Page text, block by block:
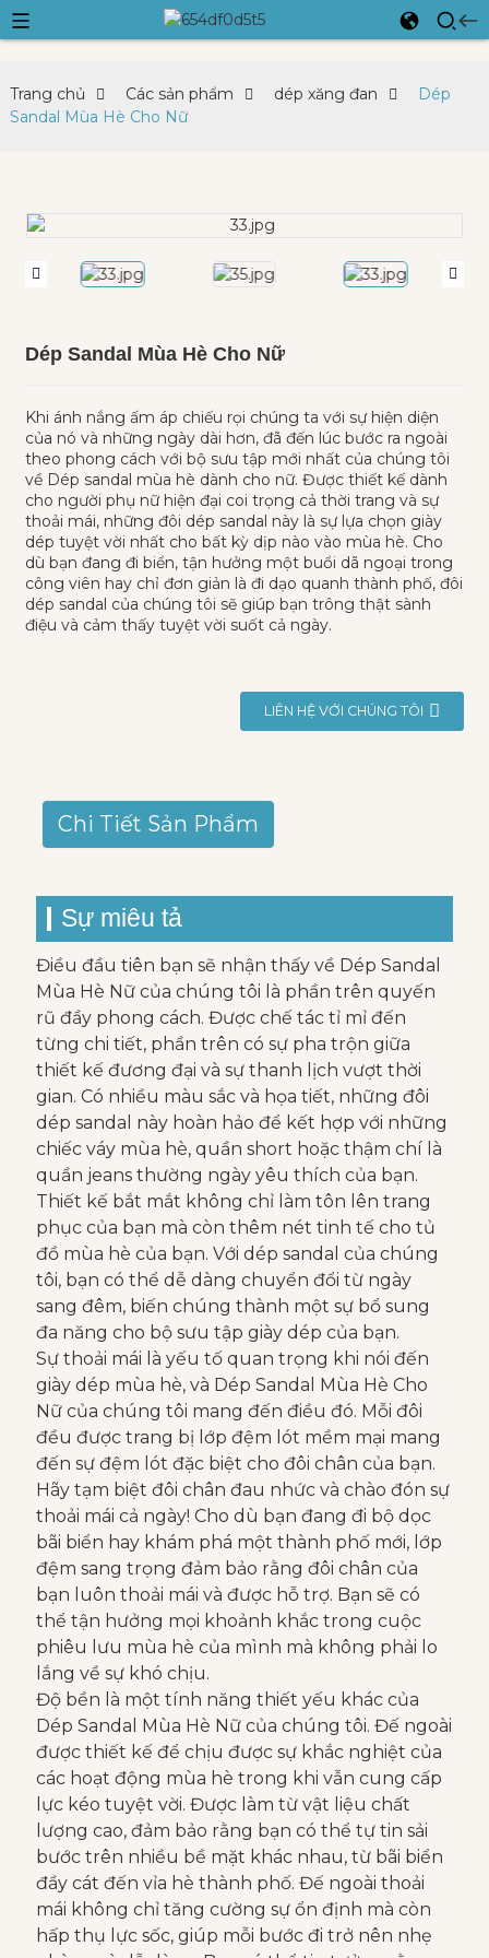
Trang chủ Các sản phẩm dép xăng đan
Dép
Sandal Mùa Hè Cho Nữ
Dép Sandal Mùa Hè Cho Nữ
Khi ánh nắng ấm áp chiếu rọi chúng ta với sự hiện diện
của nó và những ngày dài hơn, đã đến lúc bước ra ngoài
theo phong cách với bộ sưu tập mới nhất của chúng tôi
về Dép sandal mùa hè dành cho nữ. Được thiết kế dành
cho người phụ nữ hiện đại coi trọng cả thời trang và sự
thoải mái, những đôi dép sandal này là sự lựa chọn giày
dép tuyệt vời nhất cho bất kỳ dịp nào vào mùa hè. Cho
dù bạn đang đi biển, tận hưởng một buổi dã ngoại trong
công viên hay chỉ đơn giản là đi dạo quanh thành phố, đôi
dép sandal của chúng tôi sẽ giúp bạn trông thật sành
điệu và cảm thấy tuyệt vời suốt cả ngày.
LIÊN HỆ VỚI CHÚNG TÔI
Chi Tiết Sản Phẩm
Sự miêu tả
Điều đầu tiên bạn sẽ nhận thấy về Dép Sandal
Mùa Hè Nữ của chúng tôi là phần trên quyến
rũ đầy phong cách. Được chế tác tỉ mỉ đến
từng chi tiết, phần trên có sự pha trộn giữa
thiết kế đương đại và sự thanh lịch vượt thời
gian. Có nhiều màu sắc và họa tiết, những đôi
dép sandal này hoàn hảo để kết hợp với những
chiếc váy mùa hè, quần short hoặc thậm chí là
quần jeans thường ngày yêu thích của bạn.
Thiết kế bắt mắt không chỉ làm tôn lên trang
phục của bạn mà còn thêm nét tinh tế cho tủ
đồ mùa hè của bạn. Với dép sandal của chúng
tôi, bạn có thể dễ dàng chuyển đổi từ ngày
sang đêm, biến chúng thành một sự bổ sung
đa năng cho bộ sưu tập giày dép của bạn.
Sự thoải mái là yếu tố quan trọng khi nói đến
giày dép mùa hè, và Dép Sandal Mùa Hè Cho
Nữ của chúng tôi mang đến điều đó. Mỗi đôi
đều được trang bị lớp đệm lót mềm mại mang
đến sự đệm lót đặc biệt cho đôi chân của bạn.
Hãy tạm biệt đôi chân đau nhức và chào đón sự
thoải mái cả ngày! Cho dù bạn đang đi bộ dọc
bãi biển hay khám phá một thành phố mới, lớp
đệm sang trọng đảm bảo rằng đôi chân của
bạn luôn thoải mái và được hỗ trợ. Bạn sẽ có
thể tận hưởng mọi khoảnh khắc trong cuộc
phiêu lưu mùa hè của mình mà không phải lo
lắng về sự khó chịu.
Độ bền là một tính năng thiết yếu khác của
Dép Sandal Mùa Hè Nữ của chúng tôi. Đế ngoài
được thiết kế để chịu được sự khắc nghiệt của
các hoạt động mùa hè trong khi vẫn cung cấp
lực kéo tuyệt vời. Được làm từ vật liệu chất
lượng cao, đảm bảo rằng bạn có thể tự tin sải
bước trên nhiều bề mặt khác nhau, từ bãi biển
đầy cát đến vỉa hè thành phố. Đế ngoài thoải
mái không chỉ tăng cường sự ổn định mà còn
hấp thụ lực sốc, giúp mỗi bước đi trở nên nhẹ